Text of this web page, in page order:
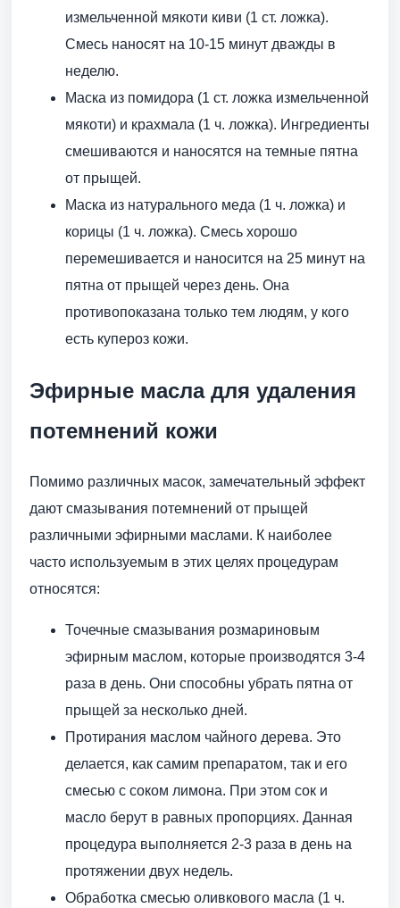
измельченной мякоти киви (1 ст. ложка).
Смесь наносят на 10-15 минут дважды в
неделю.
Маска из помидора (1 ст. ложка измельченной
мякоти) и крахмала (1 ч. ложка). Ингредиенты
смешиваются и наносятся на темные пятна
от прыщей.
Маска из натурального меда (1 ч. ложка) и
корицы (1 ч. ложка). Смесь хорошо
перемешивается и наносится на 25 минут на
пятна от прыщей через день. Она
противопоказана только тем людям, у кого
есть купероз кожи.
Эфирные масла для удаления
потемнений кожи
Помимо различных масок, замечательный эффект
дают смазывания потемнений от прыщей
различными эфирными маслами. К наиболее
часто используемым в этих целях процедурам
относятся:
Точечные смазывания розмариновым
эфирным маслом, которые производятся 3-4
раза в день. Они способны убрать пятна от
прыщей за несколько дней.
Протирания маслом чайного дерева. Это
делается, как самим препаратом, так и его
смесью с соком лимона. При этом сок и
масло берут в равных пропорциях. Данная
процедура выполняется 2-3 раза в день на
протяжении двух недель.
Обработка смесью оливкового масла (1 ч.